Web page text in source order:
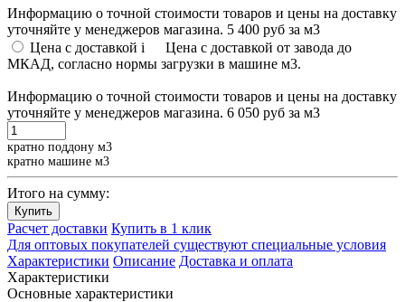
Информацию о точной стоимости товаров и цены на доставку
уточняйте у менеджеров магазина. 5 400 руб за м3
Цена с доставкой i
Цена с доставкой от завода до
МКАД, согласно нормы загрузки в машине м3.
Информацию о точной стоимости товаров и цены на доставку
уточняйте у менеджеров магазина. 6 050 руб за м3
кратно поддону м3
кратно машине м3
Итого на сумму:
Купить
Расчет доставки Купить в 1 клик
Для оптовых покупателей существуют специальные условия
Характеристики Описание Доставка и оплата
Характеристики
Основные характеристики